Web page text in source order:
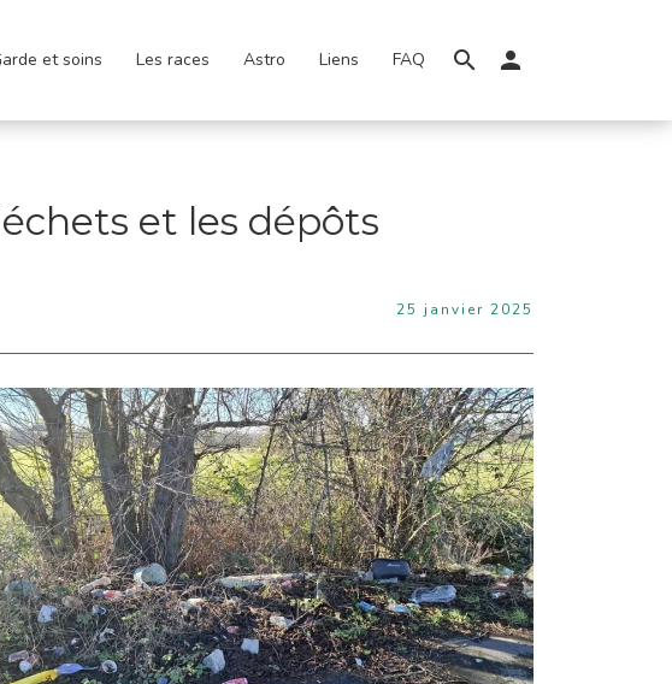
et soins Les races Astro Liens FAQ
et les dépôts
25 janvier 2025